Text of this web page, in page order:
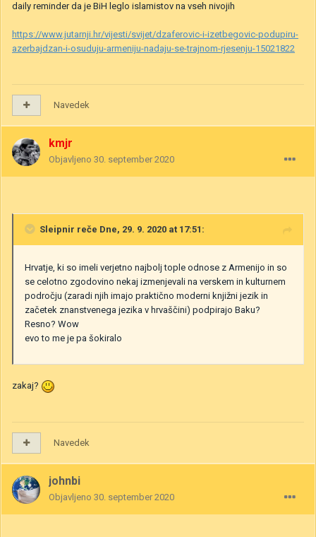
daily reminder da je BiH leglo islamistov na vseh nivojih
https://www.jutarnji.hr/vijesti/svijet/dzaferovic-i-izetbegovic-podupiru-
azerbajdzan-i-osuduju-armeniju-nadaju-se-trajnom-rjesenju-15021822
Navedek
kmjr
Objavljeno 30. september 2020
Sleipnir reče Dne, 29. 9. 2020 at 17:51:
Hrvatje, ki so imeli verjetno najbolj tople odnose z Armenijo in so
se celotno zgodovino nekaj izmenjevali na verskem in kulturnem
področju (zaradi njih imajo praktično moderni knjižni jezik in
začetek znanstvenega jezika v hrvaščini) podpirajo Baku?
Resno? Wow
evo to me je pa šokiralo
zakaj?
Navedek
johnbi
Objavljeno 30. september 2020